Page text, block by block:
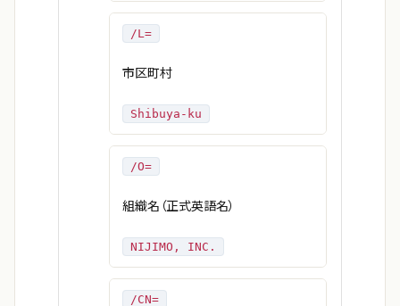
/L=
市区町村
Shibuya-ku
/O=
組織名（正式英語名）
NIJIMO, INC.
/CN=